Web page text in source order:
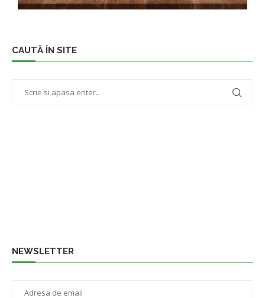
CAUTĂ ÎN SITE
NEWSLETTER